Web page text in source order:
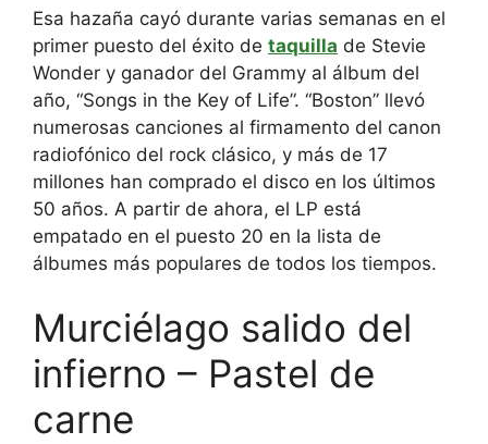
Esa hazaña cayó durante varias semanas en el
primer puesto del éxito de taquilla de Stevie
Wonder y ganador del Grammy al álbum del
año, “Songs in the Key of Life”. “Boston” llevó
numerosas canciones al firmamento del canon
radiofónico del rock clásico, y más de 17
millones han comprado el disco en los últimos
50 años. A partir de ahora, el LP está
empatado en el puesto 20 en la lista de
álbumes más populares de todos los tiempos.
Murciélago salido del
infierno – Pastel de
carne